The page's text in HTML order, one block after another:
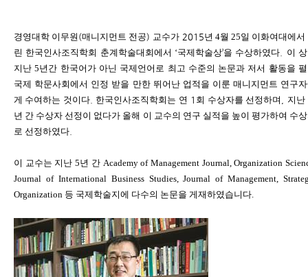
경영대학 이무원 (매니지먼트 전공) 교수가 2015년 4월 25일 이화여대에서
린 한국인사조직학회 춘계학술대회에서 ‘국제학술상’을 수상하였다
이
지난 5년간 한국어가 아닌 국제언어로 최고 수준의 논문과 저서 활동을
국제 학문사회에서 인정 받을 만한 뛰어난 업적을 이룬 매니지먼트 연구
게 수여하는 것이다. 한국인사조직학회는 연 1 회 수상자를 선정하며
지난
년 간 수상자 선정이 없다가 올해 이 교수의 연구 실적을 높이 평가하여 수
로 선정하였다
이 교수는 지난 5년 간Academy of Management Journal, Organization
Journal of International Business Studies, Journal of Management,
Organization 등 국제학술지에 다수의 논문을 게재하였습니다.